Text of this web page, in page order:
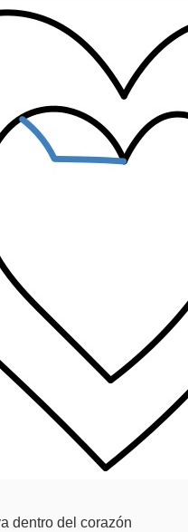
dentro del corazón